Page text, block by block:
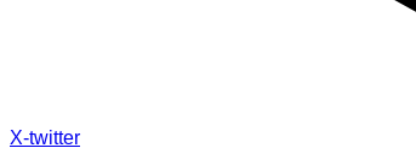
X-twitter